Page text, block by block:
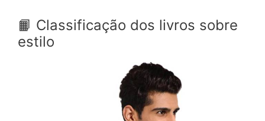
📙 Classificação dos livros sobre
estilo